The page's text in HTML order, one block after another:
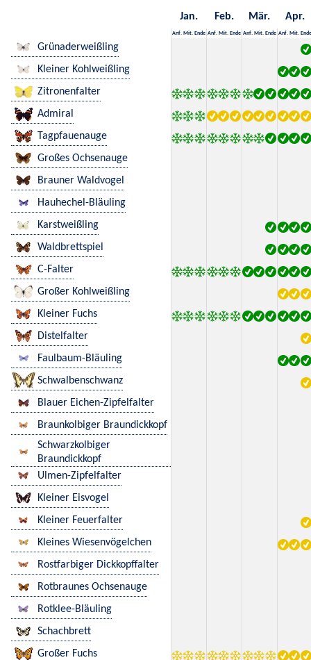
Jan. Feb. Mär. Apr.
Anf. Mit. Ende Anf. Mit. Ende Anf. Mit. Ende Anf. Mit. Ende
Grünaderweißling
Kleiner Kohlweißling
Zitronenfalter
Admiral
Tagpfauenauge
Großes Ochsenauge
Brauner Waldvogel
Hauhechel-Bläuling
Karstweißling
Waldbrettspiel
C-Falter
Großer Kohlweißling
Kleiner Fuchs
Distelfalter
Faulbaum-Bläuling
Schwalbenschwanz
Blauer Eichen-Zipfelfalter
Braunkolbiger Braundickkopf
Schwarzkolbiger
Braundickkopf
Ulmen-Zipfelfalter
Kleiner Eisvogel
Kleiner Feuerfalter
Kleines Wiesenvögelchen
Rostfarbiger Dickkopffalter
Rotbraunes Ochsenauge
Rotklee-Bläuling
Schachbrett
Großer Fuchs